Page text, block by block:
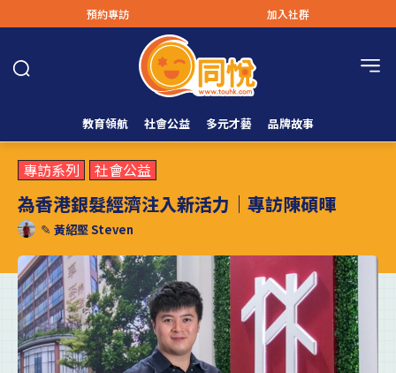
預約專訪 加入社群
教育領航 社會公益 多元才藝 品牌故事
專訪系列 社會公益
為香港銀髮經濟注入新活力｜專訪陳碩暉
✎ 黃紹堅 Steven